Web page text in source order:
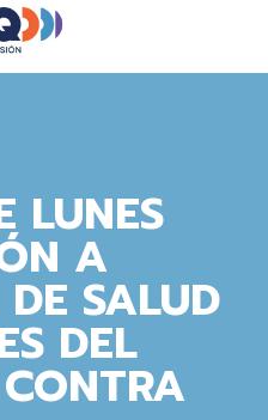
LUNES
A
SALUD
DEL